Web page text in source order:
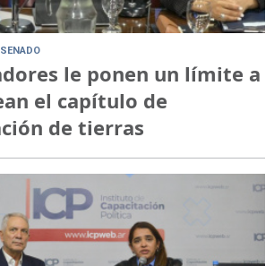
le ponen un límite a
el capítulo de
de tierras